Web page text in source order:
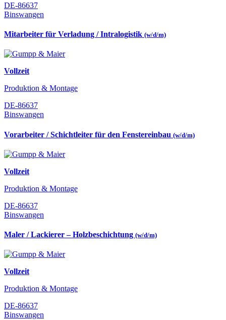
DE-86637
Binswangen
Mitarbeiter für Verladung / Intralogistik (w/d/m)
Vollzeit
Produktion & Montage
DE-86637
Binswangen
Vorarbeiter / Schichtleiter für den Fenstereinbau (w/d/m)
Vollzeit
Produktion & Montage
DE-86637
Binswangen
Maler / Lackierer – Holzbeschichtung (w/d/m)
Vollzeit
Produktion & Montage
DE-86637
Binswangen